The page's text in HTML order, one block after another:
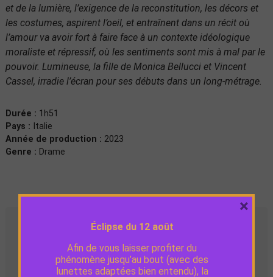
et de la lumière, l’exigence de la reconstitution, les décors et
les costumes, aspirent l’oeil, et entraînent dans un récit où
l’amour va avoir fort à faire face à un contexte idéologique
moraliste et répressif, où les sentiments sont mis à mal par le
pouvoir. Lumineuse, la fille de Monica Bellucci et Vincent
Cassel, irradie l’écran pour ses débuts dans un long-métrage.
Durée : 1h51
Pays : Italie
Année de production : 2023
Genre : Drame
20:30 VO
Éclipse du 12 août
Afin de vous laisser profiter du
phénomène jusqu’au bout (avec des
lunettes adaptées bien entendu), la
×